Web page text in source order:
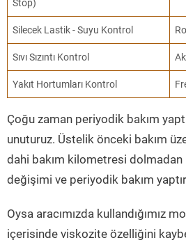
Stop)
Silecek Lastik - Suyu Kontrol
Sıvı Sızıntı Kontrol
Yakıt Hortumları Kontrol
Çoğu zaman periyodik bakım
unuturuz. Üstelik önceki bakım
dahi bakım kilometresi dolmadan
değişimi ve periyodik bakım
Oysa aracımızda kullandığımız
içerisinde viskozite özelliğini